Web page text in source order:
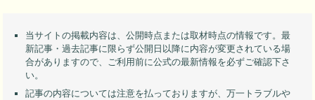
当サイトの掲載内容は、公開時点または取材時点の情報です。最
新記事・過去記事に限らず公開日以降に内容が変更されている場
合がありますので、ご利用前に公式の最新情報を必ずご確認下さ
い。
記事の内容については注意を払っておりますが、万一トラブルや